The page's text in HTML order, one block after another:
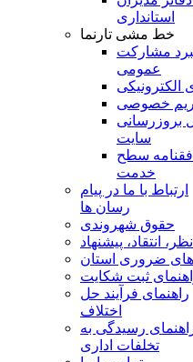
استانداری
خط مشی تارنما
مشارکت
عمومی
الکترونیکی
حریم خصوصی
بروزرسانی
سایت
سطح
خدمت
ارتباط با ما در پیام
رسان ها
حقوق شهروندی
نظر، انتقاد، پیشنهاد
های ضروری استان
ثبت شکایت
راهنمای فرآیند حل
اختلاف
رسیدگی به
تخلفات اداری